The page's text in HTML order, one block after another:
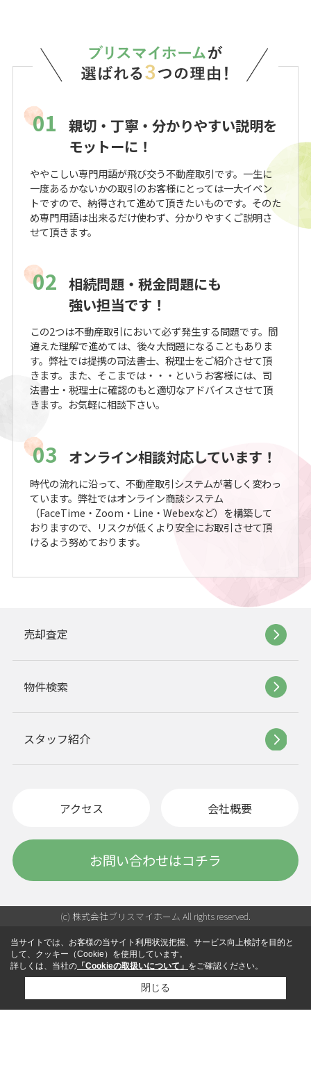
01
親切・丁寧・分かりやすい説明を
モットーに！
ややこしい専門用語が飛び交う不動産取引です。一生に
一度あるかないかの取引のお客様にとっては一大イベン
トですので、納得されて進めて頂きたいものです。そのた
め専門用語は出来るだけ使わず、分かりやすくご説明さ
せて頂きます。
02 相続問題・税金問題にも
強い担当です！
この2つは不動産取引において必ず発生する問題です。間
違えた理解で進めては、後々大問題になることもありま
す。弊社では提携の司法書士、税理士をご紹介させて頂
きます。また、そこまでは・・・というお客様には、司
法書士・税理士に確認のもと適切なアドバイスさせて頂
きます。お気軽に相談下さい。
03 オンライン相談対応しています！
時代の流れに沿って、不動産取引システムが著しく変わっ
ています。弊社ではオンライン商談システム
（FaceTime・Zoom・Line・Webexなど）を構築して
おりますので、リスクが低くより安全にお取引させて頂
けるよう努めております。
売却査定
物件検索
スタッフ紹介
アクセス 会社概要
お問い合わせはコチラ
(c) 株式会社ブリスマイホーム All rights reserved.
当サイトでは、お客様の当サイト利用状況把握、サービス向上検討を目的と
して、クッキー（Cookie）を使用しています。
詳しくは、当社の 「Cookieの取扱いについて」 をご確認ください。
閉じる